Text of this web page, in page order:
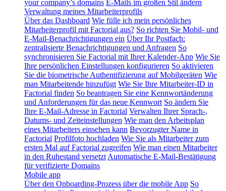
your company’s domains E-Mails im großen Stil ändern
Verwaltung meines Mitarbeiterprofils
Über das Dashboard Wie fülle ich mein persönliches
Mitarbeiterprofil mit Factorial aus? So richten Sie Mobil- und
E-Mail-Benachrichtigungen ein Über Ihr Postfach:
zentralisierte Benachrichtigungen und Anfragen So
synchronisieren Sie Factorial mit Ihrer Kalender-App Wie Sie
Ihre persönlichen Einstellungen konfigurieren So aktivieren
Sie die biometrische Authentifizierung auf Mobilgeräten Wie
man Mitarbeitende hinzufügt Wie Sie Ihre Mitarbeiter-ID in
Factorial finden So beantragen Sie eine Kennwortänderung
und Anforderungen für das neue Kennwort So ändern Sie
Ihre E-Mail-Adresse in Factorial Verwalten Ihrer Sprach-,
Datums- und Zeiteinstellungen Wie man den Arbeitsplan
eines Mitarbeiters einsehen kann Bevorzugter Name in
Factorial Profilfoto hochladen Wie Sie als Mitarbeiter zum
ersten Mal auf Factorial zugreifen Wie man einen Mitarbeiter
in den Ruhestand versetzt Automatische E-Mail-Bestätigung
für verifizierte Domains
Mobile app
Über den Onboarding-Prozess über die mobile App So